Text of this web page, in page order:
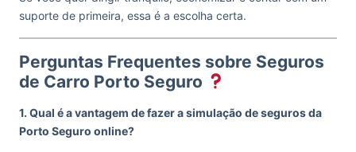
suporte de primeira, essa é a escolha certa.
Perguntas Frequentes sobre Seguros
de Carro Porto Seguro
1. Qual é a vantagem de fazer a simulação de seguros da
Porto Seguro online?